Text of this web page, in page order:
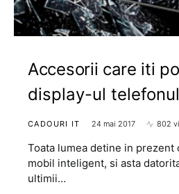
Accesorii care iti
display-ul
CADOURI IT 24 mai 2017 802
Toata lumea detine in
mobil inteligent, si asta
ultimii…